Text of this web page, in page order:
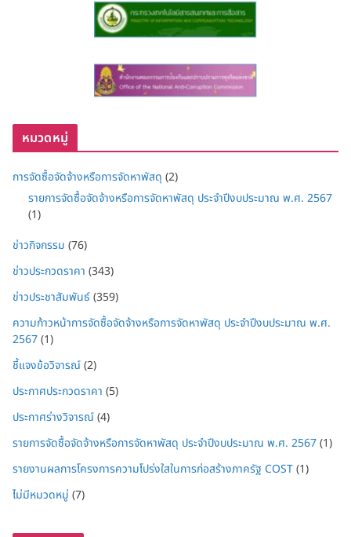
หมวดหมู่
การจัดซื้อจัดจ้างหรือการจัดหาพัสดุ (2)
รายการจัดซื้อจัดจ้างหรือการจัดหาพัสดุ ประจำปีงบประมาณ พ.ศ. 2567
(1)
ข่าวกิจกรรม (76)
ข่าวประกวดราคา (343)
ข่าวประชาสัมพันธ์(359)
ความก้าวหน้าการจัดซื้อจัดจ้างหรือการจัดหาพัสดุ ประจำปีงบประมาณ พ.ศ.
2567(1)
ชี้แจงข้อวิจารณ์(2)
ประกาศประกวดราคา (5)
ประกาศร่างวิจารณ์(4)
รายการจัดซื้อจัดจ้างหรือการจัดหาพัสดุ ประจำปีงบประมาณ พ.ศ. 2567(1)
รายงานผลการโครงการความโปร่งใสในการก่อสร้างภาครัฐ COST(1)
ไม่มีหมวดหมู่ (7)